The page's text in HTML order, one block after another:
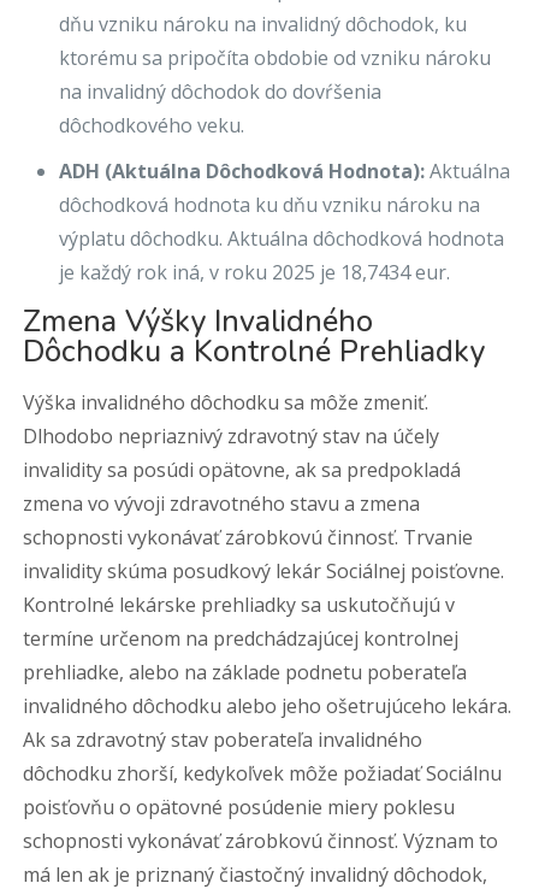
dňu vzniku nároku na invalidný dôchodok, ku
ktorému sa pripočíta obdobie od vzniku nároku
na invalidný dôchodok do dovŕšenia
dôchodkového veku.
ADH (Aktuálna Dôchodková Hodnota):Aktuálna
dôchodková hodnota ku dňu vzniku nároku na
výplatu dôchodku. Aktuálna dôchodková hodnota
je každý rok iná, v roku 2025 je 18,7434 eur.
Zmena Výšky Invalidného
Dôchodku a Kontrolné Prehliadky
Výška invalidného dôchodku sa môže zmeniť.
Dlhodobo nepriaznivý zdravotný stav na účely
invalidity sa posúdi opätovne, ak sa predpokladá
zmena vo vývoji zdravotného stavu a zmena
schopnosti vykonávať zárobkovú činnosť. Trvanie
invalidity skúma posudkový lekár Sociálnej poisťovne.
Kontrolné lekárske prehliadky sa uskutočňujú v
termíne určenom na predchádzajúcej kontrolnej
prehliadke, alebo na základe podnetu poberateľa
invalidného dôchodku alebo jeho ošetrujúceho lekára.
Ak sa zdravotný stav poberateľa invalidného
dôchodku zhorší, kedykoľvek môže požiadať Sociálnu
poisťovňu o opätovné posúdenie miery poklesu
schopnosti vykonávať zárobkovú činnosť. Význam to
má len ak je priznaný čiastočný invalidný dôchodok,